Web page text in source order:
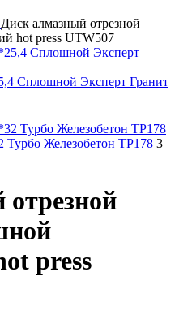
Диск алмазный отрезной
hot press UTW507
Сплошной Эксперт Гранит
Турбо Железобетон TP178 3
press